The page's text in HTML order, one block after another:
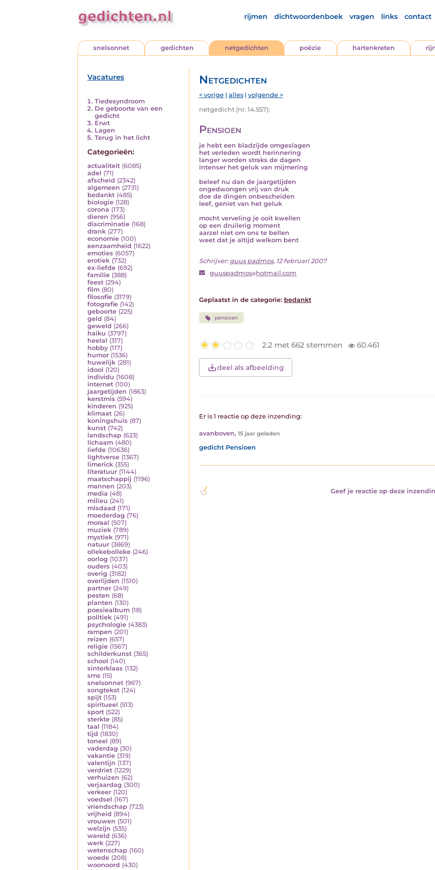
rijmen dichtwoordenboek vragen links contact
snelsonnet gedichten netgedichten poëzie hartenkreten
Vacatures
Tiedesyndroom
De geboorte van een
gedicht
Erwt
Lagen
Terug in het licht
Categorieën:
actualiteit (6085)
adel (71)
afscheid (2342)
algemeen (2731)
bedankt (485)
biologie (128)
corona (173)
dieren (956)
discriminatie (168)
drank (277)
economie (100)
eenzaamheid (1622)
emoties (6057)
erotiek (732)
ex-liefde (692)
familie (388)
feest (294)
film (80)
filosofie (3179)
fotografie (142)
geboorte (225)
geld (84)
geweld (266)
haiku (3797)
heelal (317)
hobby (117)
humor (1536)
huwelijk (281)
idool (120)
individu (1608)
internet (100)
jaargetijden (1863)
kerstmis (594)
kinderen (925)
klimaat (26)
koningshuis (87)
kunst (742)
landschap (623)
lichaam (480)
liefde (10636)
lightverse (1367)
limerick (355)
literatuur (1144)
maatschappij (1196)
mannen (203)
media (48)
milieu (241)
misdaad (171)
moederdag (76)
moraal (507)
muziek (789)
mystiek (971)
natuur (3869)
ollekebolleke (246)
oorlog (1037)
ouders (403)
overig (3182)
overlijden (1510)
partner (249)
pesten (68)
planten (130)
poesiealbum (18)
politiek (491)
psychologie (4383)
rampen (201)
reizen (657)
religie (1567)
schilderkunst (365)
school (140)
sinterklaas (132)
sms (15)
snelsonnet (967)
songtekst (124)
spijt (153)
spiritueel (513)
sport (522)
sterkte (85)
taal (1184)
tijd (1830)
toneel (89)
vaderdag (30)
vakantie (319)
valentijn (137)
verdriet (1229)
verhuizen (62)
verjaardag (300)
verkeer (120)
voedsel (167)
vriendschap (723)
vrijheid (894)
vrouwen (501)
welzijn (535)
wereld (636)
werk (227)
wetenschap (160)
woede (208)
woonoord (430)
Netgedichten
< vorige| alles| volgende >
netgedicht (nr. 14.557):
Pensioen
je hebt een bladzijde omgeslagen
het verleden wordt herinnering
langer worden straks de dagen
intenser het geluk van mijmering
beleef nu dan de jaargetijden
ongedwongen vrij van druk
doe de dingen onbescheiden
leef, geniet van het geluk
mocht verveling je ooit kwellen
op een druilerig moment
aarzel niet om ons te bellen
weet dat je altijd welkom bent
Schrijver: guus padmos, 12 februari 2007
guuspadmos hotmail.com
Geplaatst in de categorie: bedankt
pensioen
2.2 met 662 stemmen 60.461
deel als afbeelding
Er is 1 reactie op deze inzending:
avanboven, 15 jaar geleden
gedicht Pensioen
Geef je reactie op deze